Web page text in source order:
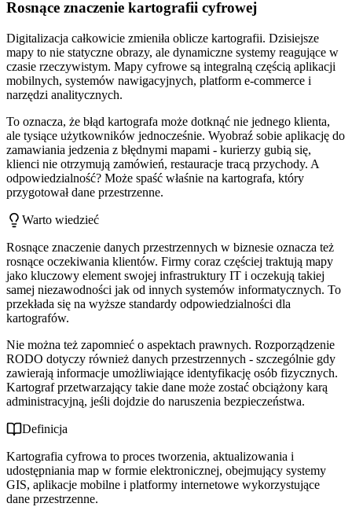
Rosnące znaczenie kartografii cyfrowej
Digitalizacja całkowicie zmieniła oblicze kartografii. Dzisiejsze
mapy to nie statyczne obrazy, ale dynamiczne systemy reagujące w
czasie rzeczywistym. Mapy cyfrowe są integralną częścią aplikacji
mobilnych, systemów nawigacyjnych, platform e-commerce i
narzędzi analitycznych.
To oznacza, że błąd kartografa może dotknąć nie jednego klienta,
ale tysiące użytkowników jednocześnie. Wyobraź sobie aplikację do
zamawiania jedzenia z błędnymi mapami - kurierzy gubią się,
klienci nie otrzymują zamówień, restauracje tracą przychody. A
odpowiedzialność? Może spaść właśnie na kartografa, który
przygotował dane przestrzenne.
Warto wiedzieć
Rosnące znaczenie danych przestrzennych w biznesie oznacza też
rosnące oczekiwania klientów. Firmy coraz częściej traktują mapy
jako kluczowy element swojej infrastruktury IT i oczekują takiej
samej niezawodności jak od innych systemów informatycznych. To
przekłada się na wyższe standardy odpowiedzialności dla
kartografów.
Nie można też zapomnieć o aspektach prawnych. Rozporządzenie
RODO dotyczy również danych przestrzennych - szczególnie gdy
zawierają informacje umożliwiające identyfikację osób fizycznych.
Kartograf przetwarzający takie dane może zostać obciążony karą
administracyjną, jeśli dojdzie do naruszenia bezpieczeństwa.
Definicja
Kartografia cyfrowa to proces tworzenia, aktualizowania i
udostępniania map w formie elektronicznej, obejmujący systemy
GIS, aplikacje mobilne i platformy internetowe wykorzystujące
dane przestrzenne.